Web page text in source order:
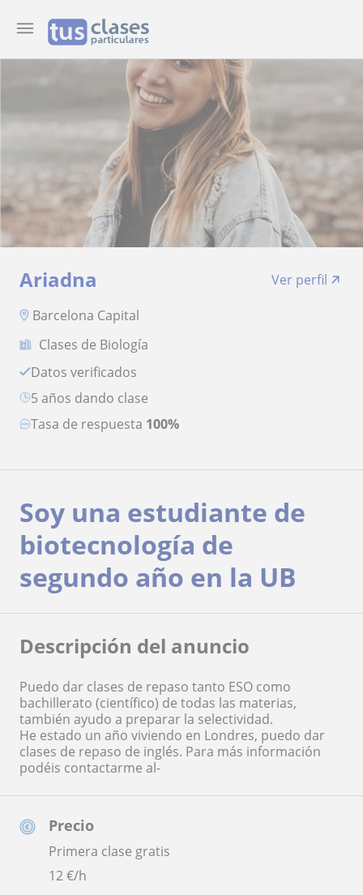
Ariadna
Ver perfil
Barcelona Capital
Clases de Biología
Datos verificados
5 años dando clase
Tasa de respuesta 100%
Precio
Primera clase gratis
12€/h
Soy una estudiante de
biotecnología de
segundo año en la UB
Descripción del anuncio
Puedo dar clases de repaso tanto ESO como
bachillerato (científico) de todas las materias,
también ayudo a preparar la selectividad.
He estado un año viviendo en Londres, puedo dar
clases de repaso de inglés. Para más información
podéis contactarme al-